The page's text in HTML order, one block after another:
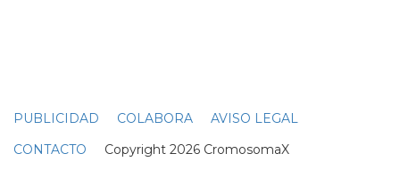
PUBLICIDAD COLABORA
AVISO LEGAL
CONTACTO Copyright 2026 CromosomaX